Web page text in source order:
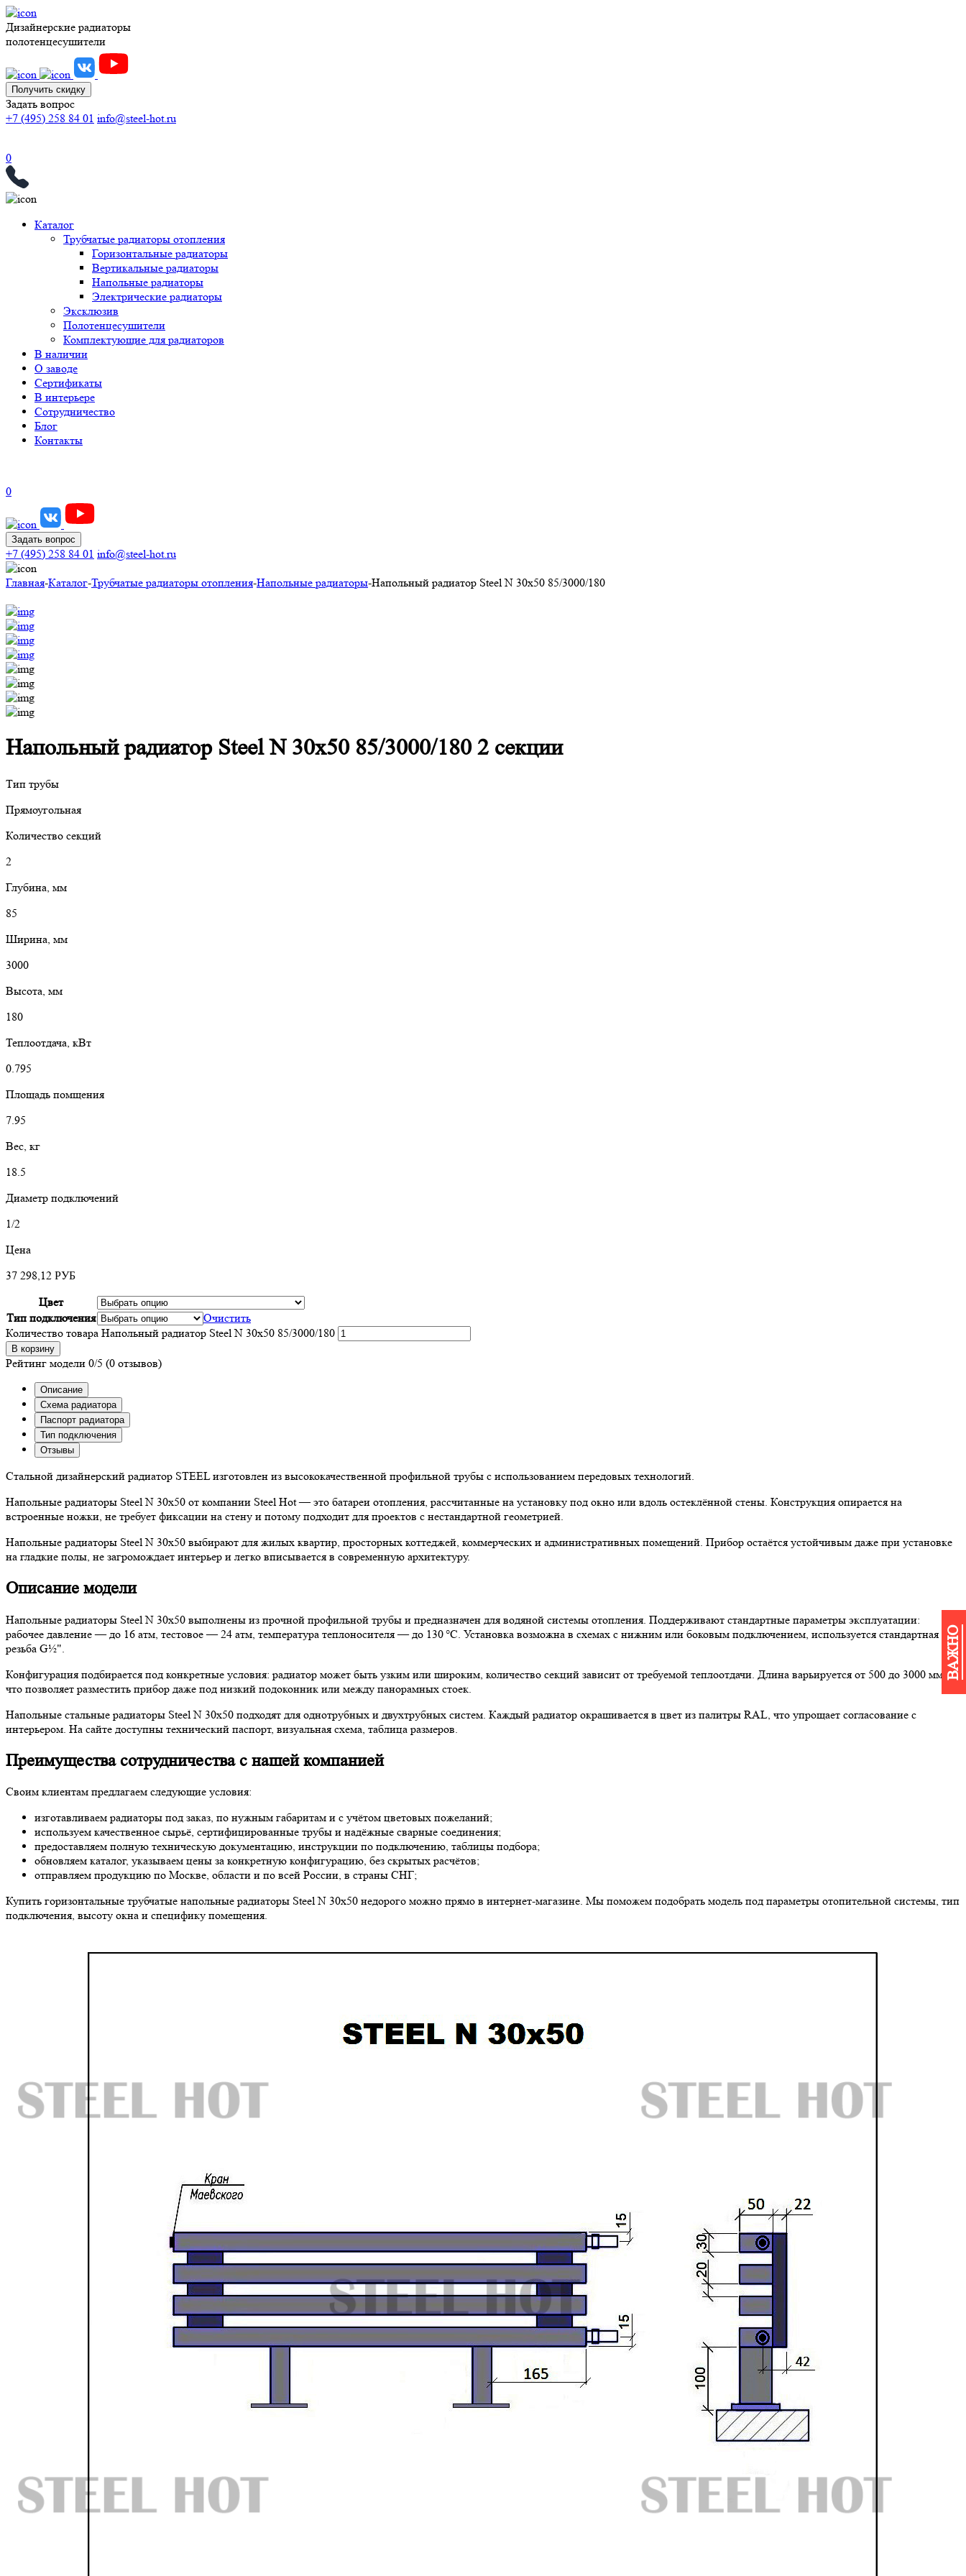
Дизайнерские радиаторы
полотенцесушители
Получить скидку
Задать вопрос
+7 (495) 258 84 01 info@steel-hot.ru
0
Каталог
Трубчатые радиаторы отопления
Горизонтальные радиаторы
Вертикальные радиаторы
Напольные радиаторы
Электрические радиаторы
Эксклюзив
Полотенцесушители
Комплектующие для радиаторов
В наличии
О заводе
Сертификаты
В интерьере
Сотрудничество
Блог
Контакты
0
Задать вопрос
+7 (495) 258 84 01 info@steel-hot.ru
Главная-Каталог-Трубчатые радиаторы отопления-Напольные радиаторы-Напольный радиатор Steel N 30х50 85/3000/180
ВАЖНО
Напольный радиатор Steel N 30х50 85/3000/180 2 секции
Тип трубы
Прямоугольная
Количество секций
2
Глубина, мм
85
Ширина, мм
3000
Высота, мм
180
Теплоотдача, кВт
0.795
Площадь помщения
7.95
Вес, кг
18.5
Диаметр подключений
1/2
Цена
37 298,12 РУБ
Цвет
Тип подключения
Очистить
Количество товара Напольный радиатор Steel N 30х50 85/3000/180
В корзину
Рейтинг модели 0/5 (0 отзывов)
Описание
Схема радиатора
Паспорт радиатора
Тип подключения
Отзывы
Стальной дизайнерский радиатор STEEL изготовлен из высококачественной профильной трубы с использованием передовых технологий.
Напольные радиаторы Steel N 30х50 от компании Steel Hot — это батареи отопления, рассчитанные на установку под окно или вдоль остеклённой стены. Конструкция опирается на
встроенные ножки, не требует фиксации на стену и потому подходит для проектов с нестандартной геометрией.
Напольные радиаторы Steel N 30х50 выбирают для жилых квартир, просторных коттеджей, коммерческих и административных помещений. Прибор остаётся устойчивым даже при установке
на гладкие полы, не загромождает интерьер и легко вписывается в современную архитектуру.
Описание модели
Напольные радиаторы Steel N 30х50 выполнены из прочной профильной трубы и предназначен для водяной системы отопления. Поддерживают стандартные параметры эксплуатации:
рабочее давление — до 16 атм, тестовое — 24 атм, температура теплоносителя — до 130 °C. Установка возможна в схемах с нижним или боковым подключением, используется стандартная
резьба G½".
Конфигурация подбирается под конкретные условия: радиатор может быть узким или широким, количество секций зависит от требуемой теплоотдачи. Длина варьируется от 500 до 3000 мм,
что позволяет разместить прибор даже под низкий подоконник или между панорамных стоек.
Напольные стальные радиаторы Steel N 30х50 подходят для однотрубных и двухтрубных систем. Каждый радиатор окрашивается в цвет из палитры RAL, что упрощает согласование с
интерьером. На сайте доступны технический паспорт, визуальная схема, таблица размеров.
Преимущества сотрудничества с нашей компанией
Своим клиентам предлагаем следующие условия:
изготавливаем радиаторы под заказ, по нужным габаритам и с учётом цветовых пожеланий;
используем качественное сырьё, сертифицированные трубы и надёжные сварные соединения;
предоставляем полную техническую документацию, инструкции по подключению, таблицы подбора;
обновляем каталог, указываем цены за конкретную конфигурацию, без скрытых расчётов;
отправляем продукцию по Москве, области и по всей России, в страны СНГ;
Купить горизонтальные трубчатые напольные радиаторы Steel N 30х50 недорого можно прямо в интернет-магазине. Мы поможем подобрать модель под параметры отопительной системы, тип
подключения, высоту окна и специфику помещения.